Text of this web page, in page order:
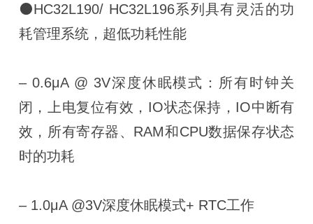
⚫HC32L190/ HC32L196系列具有灵活的功
耗管理系统，超低功耗性能
– 0.6μA @ 3V深度休眠模式：所有时钟关
闭，上电复位有效，IO状态保持，IO中断有
效，所有寄存器、RAM和CPU数据保存状态
时的功耗
– 1.0μA @3V深度休眠模式+ RTC工作